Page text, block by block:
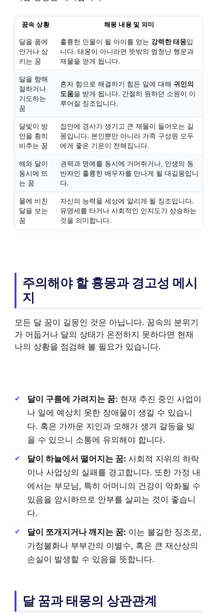
꿈속 상황 해몽 내용 및 의미
달을 품에
안거나 삼
키는 꿈
훌륭한 인물이 될 아이를 얻는 강력한 태몽입
니다. 태몽이 아니라면 뜻밖의 엄청난 행운과
재물을 얻게 됩니다.
달을 향해
절하거나
기도하는
꿈
혼자 힘으로 해결하기 힘든 일에 대해 귀인의
도움을 받게 됩니다. 간절히 원하던 소원이 이
루어질 징조입니다.
달빛이 방
안을 훤히
비추는 꿈
집안에 경사가 생기고 큰 재물이 들어오는 길
몽입니다. 본인뿐만 아니라 가족 구성원 모두
에게 좋은 기운이 전해집니다.
해와 달이
동시에 뜨
는 꿈
권력과 명예를 동시에 거머쥐거나, 인생의 동
반자인 훌륭한 배우자를 만나게 될 대길몽입니
다.
물에 비친
달을 보는
꿈
자신의 능력을 세상에 알리게 될 징조입니다.
유명세를 타거나 사회적인 인지도가 상승하는
것을 의미합니다.
주의해야 할 흉몽과 경고성 메시
지
모든 달 꿈이 길몽인 것은 아닙니다. 꿈속의 분위기
가 어둡거나 달의 상태가 온전하지 못하다면 현재
나의 상황을 점검해 볼 필요가 있습니다.
달이 구름에 가려지는 꿈: 현재 추진 중인 사업이
나 일에 예상치 못한 장애물이 생길 수 있습니
다. 혹은 가까운 지인과 오해가 생겨 갈등을 빚
을 수 있으니 소통에 유의해야 합니다.
달이 하늘에서 떨어지는 꿈: 사회적 지위의 하락
이나 사업상의 실패를 경고합니다. 또한 가정 내
에서는 부모님, 특히 어머니의 건강이 악화될 수
있음을 암시하므로 안부를 살피는 것이 좋습니
다.
달이 쪼개지거나 깨지는 꿈: 이는 불길한 징조로,
가정불화나 부부간의 이별수, 혹은 큰 재산상의
손실이 발생할 수 있음을 뜻합니다.
달 꿈과 태몽의 상관관계